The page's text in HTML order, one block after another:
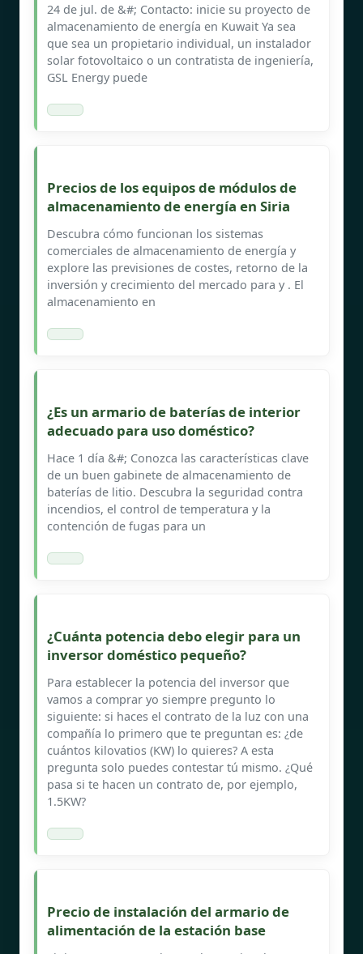
24 de jul. de &#; Contacto: inicie su proyecto de
almacenamiento de energía en Kuwait Ya sea
que sea un propietario individual, un instalador
solar fotovoltaico o un contratista de ingeniería,
GSL Energy puede
Precios de los equipos de módulos de
almacenamiento de energía en Siria
Descubra cómo funcionan los sistemas
comerciales de almacenamiento de energía y
explore las previsiones de costes, retorno de la
inversión y crecimiento del mercado para y . El
almacenamiento en
¿Es un armario de baterías de interior
adecuado para uso doméstico?
Hace 1 día &#; Conozca las características clave
de un buen gabinete de almacenamiento de
baterías de litio. Descubra la seguridad contra
incendios, el control de temperatura y la
contención de fugas para un
¿Cuánta potencia debo elegir para un
inversor doméstico pequeño?
Para establecer la potencia del inversor que
vamos a comprar yo siempre pregunto lo
siguiente: si haces el contrato de la luz con una
compañía lo primero que te preguntan es: ¿de
cuántos kilovatios (KW) lo quieres? A esta
pregunta solo puedes contestar tú mismo. ¿Qué
pasa si te hacen un contrato de, por ejemplo,
1.5KW?
Precio de instalación del armario de
alimentación de la estación base